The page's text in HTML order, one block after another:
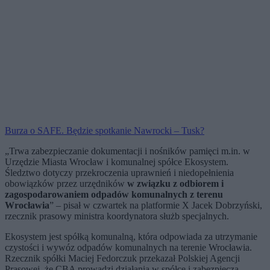
Burza o SAFE. Będzie spotkanie Nawrocki – Tusk?
„Trwa zabezpieczanie dokumentacji i nośników pamięci m.in. w
Urzędzie Miasta Wrocław i komunalnej spółce Ekosystem.
Śledztwo dotyczy przekroczenia uprawnień i niedopełnienia
obowiązków przez urzędników w związku z odbiorem i
zagospodarowaniem odpadów komunalnych z terenu
Wrocławia” – pisał w czwartek na platformie X Jacek Dobrzyński,
rzecznik prasowy ministra koordynatora służb specjalnych.
Ekosystem jest spółką komunalną, która odpowiada za utrzymanie
czystości i wywóz odpadów komunalnych na terenie Wrocławia.
Rzecznik spółki Maciej Fedorczuk przekazał Polskiej Agencji